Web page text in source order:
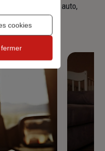
d'assurance, auto,
cookies